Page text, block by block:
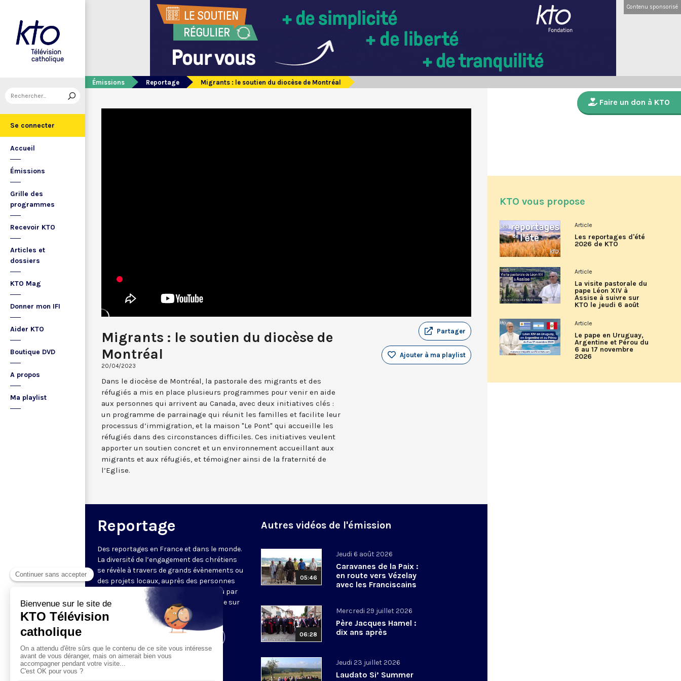
Se connecter
Accueil
Émissions
Grille des
programmes
Recevoir KTO
Articles et
dossiers
KTO Mag
Donner mon IFI
Aider KTO
Boutique DVD
A propos
Ma playlist
Contenu sponsorisé
Émissions Reportage Migrants : le soutien du diocèse de Montréal
Migrants : le soutien du diocèse de
Montréal
20/04/2023
Partager
Ajouter à ma playlist
Dans le diocèse de Montréal, la pastorale des migrants et des
réfugiés a mis en place plusieurs programmes pour venir en aide
aux personnes qui arrivent au Canada, avec deux initiatives clés :
un programme de parrainage qui réunit les familles et facilite leur
processus d’immigration, et la maison "Le Pont" qui accueille les
réfugiés dans des circonstances difficiles. Ces initiatives veulent
apporter un soutien concret et un environnement accueillant aux
migrants et aux réfugiés, et témoigner ainsi de la fraternité de
l’Eglise.
Reportage
Des reportages en France et dans le monde.
La diversité de l’engagement des chrétiens
se révèle à travers de grands évènements ou
des projets locaux, auprès des personnes
fragiles, au service du Bien commun ou par
l’évangélisation. Un regard d’espérance sur
le monde.
Autres vidéos de l'émission
05:46
Jeudi 6 août 2026
Caravanes de la Paix :
en route vers Vézelay
avec les Franciscains
06:28
Mercredi 29 juillet 2026
Père Jacques Hamel :
dix ans après
Jeudi 23 juillet 2026
Laudato Si’ Summer
Faire un don à KTO
KTO vous propose
Article
Les reportages d'été
2026 de KTO
Article
La visite pastorale du
pape Léon XIV à
Assise à suivre sur
KTO le jeudi 6 août
Article
Le pape en Uruguay,
Argentine et Pérou du
6 au 17 novembre
2026